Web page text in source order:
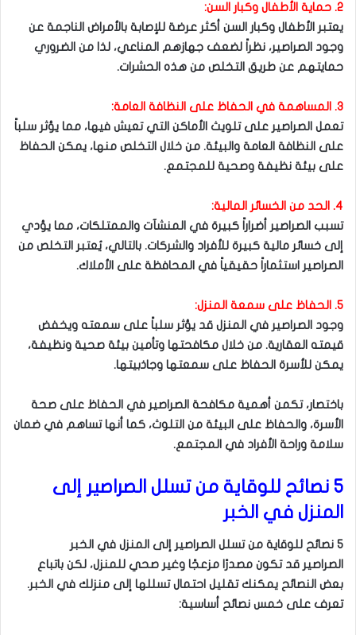
٢. حماية الأطفال وكبار السن:
يعتبر الأطفال وكبار السن أكثر عرضة للإصابة بالأمراض الناجمة عن
وجود الصراصير، نظراً لضعف جهازهم المناعي، لذا من الضروري
حمايتهم عن طريق التخلص من هذه الحشرات.
٣. المساهمة في الحفاظ على النظافة العامة:
تعمل الصراصير على تلويث الأماكن التي تعيش فيها، مما يؤثر سلباً
على النظافة العامة والبيئة. من خلال التخلص منها، يمكن الحفاظ
على بيئة نظيفة وصحية للمجتمع.
٤. الحد من الخسائر المالية:
تسبب الصراصير أضراراً كبيرة في المنشآت والممتلكات، مما يؤدي
إلى خسائر مالية كبيرة للأفراد والشركات. بالتالي، يُعتبر التخلص من
الصراصير استثماراً حقيقياً في المحافظة على الأملاك.
٥. الحفاظ على سمعة المنزل:
وجود الصراصير في المنزل قد يؤثر سلباً على سمعته ويخفض
قيمته العقارية. من خلال مكافحتها وتأمين بيئة صحية ونظيفة،
يمكن للأسرة الحفاظ على سمعتها وجاذبيتها.
باختصار، تكمن أهمية مكافحة الصراصير في الحفاظ على صحة
الأسرة، والحفاظ على البيئة من التلوث، كما أنها تساهم في ضمان
سلامة وراحة الأفراد في المجتمع.
5 نصائح للوقاية من تسلل الصراصير إلى
المنزل في الخبر
٥ نصائح للوقاية من تسلل الصراصير إلى المنزل في الخبر
الصراصير قد تكون مصدرًا مزعجًا وغير صحي للمنزل، لكن باتباع
بعض النصائح يمكنك تقليل احتمال تسللها إلى منزلك في الخبر.
تعرف على خمس نصائح أساسية: